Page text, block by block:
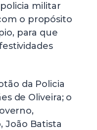
militar
o propósito
para que
da Policia
de Oliveira; o
João Batista